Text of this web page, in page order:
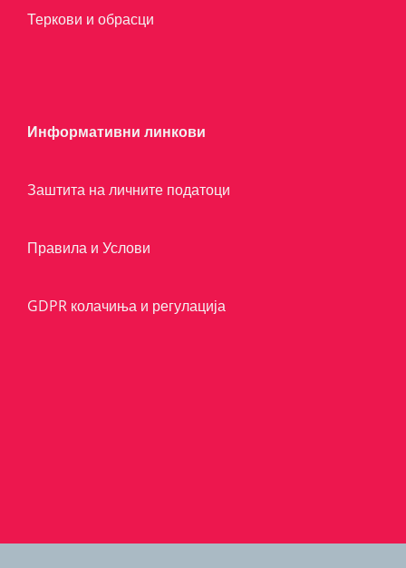
Теркови и обрасци
Информативни линкови
Заштита на личните податоци
Правила и Услови
GDPR колачиња и регулација